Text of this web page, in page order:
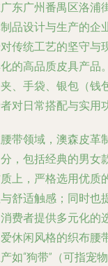
东广州番禺区洛浦
品设计与生产的企
传统工艺的坚守与
的高品质皮具产品
、手袋、银包（钱
对日常搭配与实用
带领域，澳森皮革
，包括经典的男女
上，严格选用优质
舒适触感；同时也
费者提供多元化的
休闲风格的织布腰
如“狗带”（可指宠